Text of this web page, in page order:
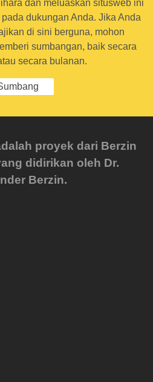
dan meluaskan situsweb ini
dukungan Anda. Jika Anda
di sini berguna, mohon
sumbangan, baik secara
secara bulanan.
proyek dari Berzin
didirikan oleh Dr.
Berzin.